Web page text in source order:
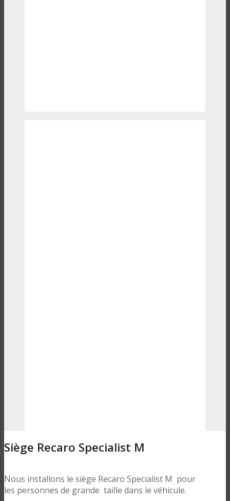
Siège Recaro Specialist M
Nous installons le siège Recaro Specialist M pour
les personnes de grande taille dans le véhicule.